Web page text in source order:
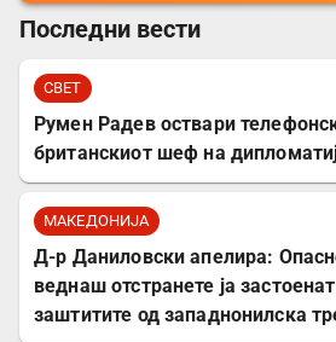
Последни вести
СВЕТ
Румен Радев оствари
британскиот шеф на
МАКЕДОНИЈА
Д-р Даниловски апелира:
веднаш отстранете ја
заштитите од западнонилска